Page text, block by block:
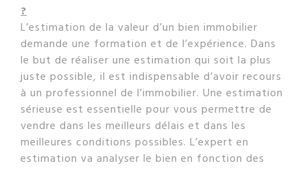
?
L’estimation de la valeur d’un bien immobilier
demande une formation et de l’expérience. Dans
le but de réaliser une estimation qui soit la plus
juste possible, il est indispensable d’avoir recours
à un professionnel de l’immobilier. Une estimation
sérieuse est essentielle pour vous permettre de
vendre dans les meilleurs délais et dans les
meilleures conditions possibles. L’expert en
estimation va analyser le bien en fonction des